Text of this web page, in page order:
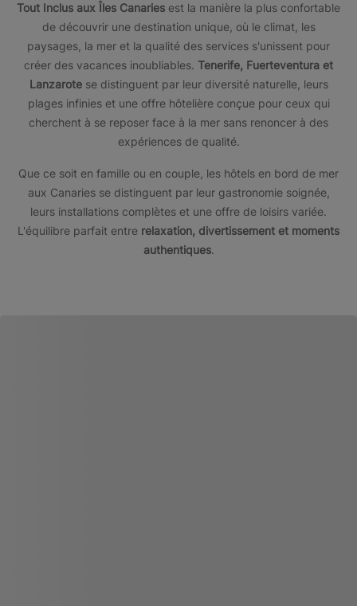
Tout Inclus aux Îles Canaries est la manière la plus confortable
de découvrir une destination unique, où le climat, les
paysages, la mer et la qualité des services s'unissent pour
créer des vacances inoubliables. Tenerife, Fuerteventura et
Lanzarotese distinguent par leur diversité naturelle, leurs
plages infinies et une offre hôtelière conçue pour ceux qui
cherchent à se reposer face à la mer sans renoncer à des
expériences de qualité.
Que ce soit en famille ou en couple, les hôtels en bord de mer
aux Canaries se distinguent par leur gastronomie soignée,
leurs installations complètes et une offre de loisirs variée.
L'équilibre parfait entre relaxation, divertissement et moments
authentiques.